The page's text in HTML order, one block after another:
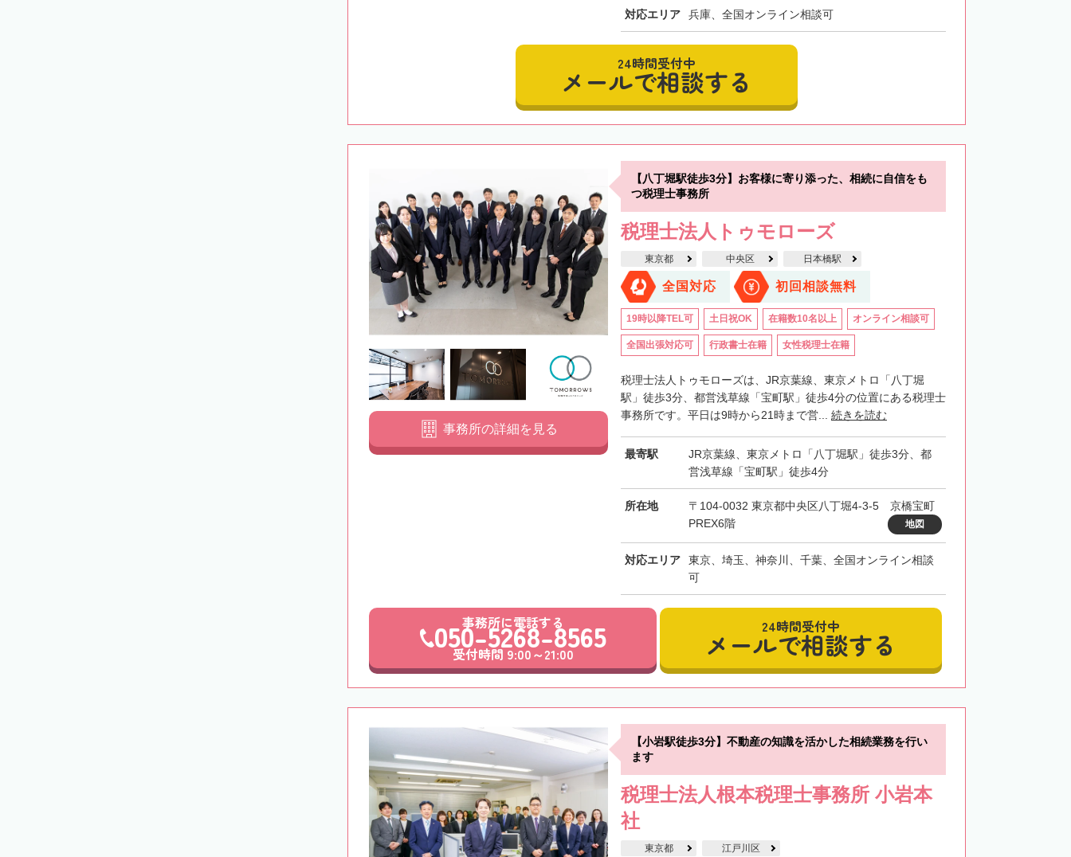
対応エリア 兵庫、全国オンライン相談可
24時間受付中
メールで相談する
【八丁堀駅徒歩3分】お客様に寄り添った、相続に自信をも
つ税理士事務所
税理士法人トゥモローズ
東京都 中央区 日本橋駅
全国対応 初回相談無料
19時以降TEL可 土日祝OK 在籍数10名以上 オンライン相談可
全国出張対応可 行政書士在籍 女性税理士在籍
税理士法人トゥモローズは、JR京葉線、東京メトロ「八丁堀
駅」徒歩3分、都営浅草線「宝町駅」徒歩4分の位置にある税理士
事務所です。平日は9時から21時まで営... 続きを読む
最寄駅
JR京葉線、東京メトロ「八丁堀駅」徒歩3分、都
営浅草線「宝町駅」徒歩4分
所在地
〒104-0032 東京都中央区八丁堀4-3-5 京橋宝町
PREX6階
地図
対応エリア
東京、埼玉、神奈川、千葉、全国オンライン相談
可
事務所の詳細を見る
事務所に電話する
050-5268-8565
受付時間 9:00～21:00
24時間受付中
メールで相談する
【小岩駅徒歩3分】不動産の知識を活かした相続業務を行い
ます
税理士法人根本税理士事務所 小岩本
社
東京都 江戸川区